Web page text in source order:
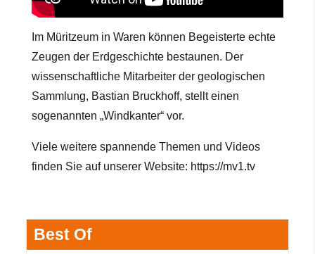
Im Müritzeum in Waren können Begeisterte echte
Zeugen der Erdgeschichte bestaunen. Der
wissenschaftliche Mitarbeiter der geologischen
Sammlung, Bastian Bruckhoff, stellt einen
sogenannten „Windkanter“ vor.
Viele weitere spannende Themen und Videos
finden Sie auf unserer Website: https://mv1.tv
Best Of